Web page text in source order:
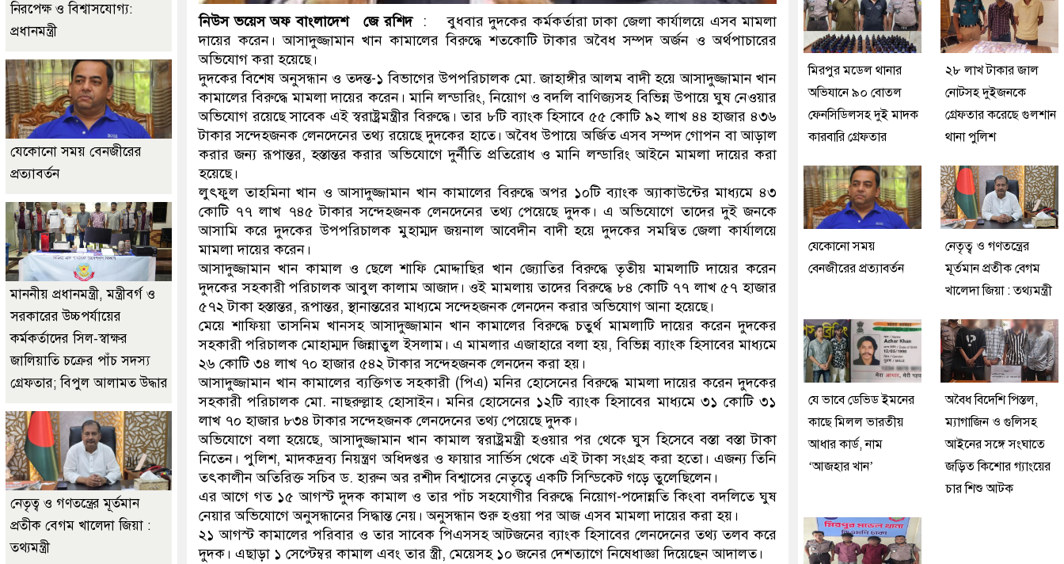
নিউস ভয়েস অফ বাংলাদেশ জে রশিদ : বুধবার দুদকের কর্মকর্তারা ঢাকা জেলা কার্যালয়ে এসব মামলা
দায়ের করেন। আসাদুজ্জামান খান কামালের বিরুদ্ধে শতকোটি টাকার অবৈধ সম্পদ অর্জন ও অর্থপাচারের
অভিযোগ করা হয়েছে।
দুদকের বিশেষ অনুসন্ধান ও তদন্ত-১ বিভাগের উপপরিচালক মো. জাহাঙ্গীর আলম বাদী হয়ে আসাদুজ্জামান খান
কামালের বিরুদ্ধে মামলা দায়ের করেন। মানি লন্ডারিং, নিয়োগ ও বদলি বাণিজ্যসহ বিভিন্ন উপায়ে ঘুষ নেওয়ার
অভিযোগ রয়েছে সাবেক এই স্বরাষ্ট্রমন্ত্রীর বিরুদ্ধে। তার ৮টি ব্যাংক হিসাবে ৫৫ কোটি ৯২ লাখ ৪৪ হাজার ৪৩৬
টাকার সন্দেহজনক লেনদেনের তথ্য রয়েছে দুদকের হাতে। অবৈধ উপায়ে অর্জিত এসব সম্পদ গোপন বা আড়াল
করার জন্য রূপান্তর, হস্তান্তর করার অভিযোগে দুর্নীতি প্রতিরোধ ও মানি লন্ডারিং আইনে মামলা দায়ের করা
হয়েছে।
লুৎফুল তাহমিনা খান ও আসাদুজ্জামান খান কামালের বিরুদ্ধে অপর ১০টি ব্যাংক অ্যাকাউন্টের মাধ্যমে ৪৩
কোটি ৭৭ লাখ ৭৪৫ টাকার সন্দেহজনক লেনদেনের তথ্য পেয়েছে দুদক। এ অভিযোগে তাদের দুই জনকে
আসামি করে দুদকের উপপরিচালক মুহাম্মদ জয়নাল আবেদীন বাদী হয়ে দুদকের সমন্বিত জেলা কার্যালয়ে
মামলা দায়ের করেন।
আসাদুজ্জামান খান কামাল ও ছেলে শাফি মোদ্দাছির খান জ্যোতির বিরুদ্ধে তৃতীয় মামলাটি দায়ের করেন
দুদকের সহকারী পরিচালক আবুল কালাম আজাদ। ওই মামলায় তাদের বিরুদ্ধে ৮৪ কোটি ৭৭ লাখ ৫৭ হাজার
৫৭২ টাকা হস্তান্তর, রূপান্তর, স্থানান্তরের মাধ্যমে সন্দেহজনক লেনদেন করার অভিযোগ আনা হয়েছে।
মেয়ে শাফিয়া তাসনিম খানসহ আসাদুজ্জামান খান কামালের বিরুদ্ধে চতুর্থ মামলাটি দায়ের করেন দুদকের
সহকারী পরিচালক মোহাম্মদ জিন্নাতুল ইসলাম। এ মামলার এজাহারে বলা হয়, বিভিন্ন ব্যাংক হিসাবের মাধ্যমে
২৬ কোটি ৩৪ লাখ ৭০ হাজার ৫৪২ টাকার সন্দেহজনক লেনদেন করা হয়।
আসাদুজ্জামান খান কামালের ব্যক্তিগত সহকারী (পিএ) মনির হোসেনের বিরুদ্ধে মামলা দায়ের করেন দুদকের
সহকারী পরিচালক মো. নাছরুল্লাহ হোসাইন। মনির হোসেনের ১২টি ব্যাংক হিসাবের মাধ্যমে ৩১ কোটি ৩১
লাখ ৭০ হাজার ৮৩৪ টাকার সন্দেহজনক লেনদেনের তথ্য পেয়েছে দুদক।
অভিযোগে বলা হয়েছে, আসাদুজ্জামান খান কামাল স্বরাষ্ট্রমন্ত্রী হওয়ার পর থেকে ঘুস হিসেবে বস্তা বস্তা টাকা
নিতেন। পুলিশ, মাদকদ্রব্য নিয়ন্ত্রণ অধিদপ্তর ও ফায়ার সার্ভিস থেকে এই টাকা সংগ্রহ করা হতো। এজন্য তিনি
তৎকালীন অতিরিক্ত সচিব ড. হারুন অর রশীদ বিশ্বাসের নেতৃত্বে একটি সিন্ডিকেট গড়ে তুলেছিলেন।
এর আগে গত ১৫ আগস্ট দুদক কামাল ও তার পাঁচ সহযোগীর বিরুদ্ধে নিয়োগ-পদোন্নতি কিংবা বদলিতে ঘুষ
নেয়ার অভিযোগে অনুসন্ধানের সিদ্ধান্ত নেয়। অনুসন্ধান শুরু হওয়া পর আজ এসব মামলা দায়ের করা হয়।
২১ আগস্ট কামালের পরিবার ও তার সাবেক পিএসসহ আটজনের ব্যাংক হিসাবের লেনদেনের তথ্য তলব করে
দুদক। এছাড়া ১ সেপ্টেম্বর কামাল এবং তার স্ত্রী, মেয়েসহ ১০ জনের দেশত্যাগে নিষেধাজ্ঞা দিয়েছেন আদালত।
নিরপেক্ষ ও বিশ্বাসযোগ্য:
প্রধানমন্ত্রী
যেকোনো সময় বেনজীরের
প্রত্যাবর্তন
মাননীয় প্রধানমন্ত্রী, মন্ত্রীবর্গ ও
সরকারের উচ্চপর্যায়ের
কর্মকর্তাদের সিল-স্বাক্ষর
জালিয়াতি চক্রের পাঁচ সদস্য
গ্রেফতার; বিপুল আলামত উদ্ধার
নেতৃত্ব ও গণতন্ত্রের মূর্তমান
প্রতীক বেগম খালেদা জিয়া :
তথ্যমন্ত্রী
মিরপুর মডেল থানার
অভিযানে ৯০ বোতল
ফেনসিডিলসহ দুই মাদক
কারবারি গ্রেফতার
২৮ লাখ টাকার জাল
নোটসহ দুইজনকে
গ্রেফতার করেছে গুলশান
থানা পুলিশ
যেকোনো সময়
বেনজীরের প্রত্যাবর্তন
নেতৃত্ব ও গণতন্ত্রের
মূর্তমান প্রতীক বেগম
খালেদা জিয়া : তথ্যমন্ত্রী
যে ভাবে ডেভিড ইমনের
কাছে মিলল ভারতীয়
আধার কার্ড, নাম
‘আজহার খান’
অবৈধ বিদেশি পিস্তল,
ম্যাগাজিন ও গুলিসহ
আইনের সঙ্গে সংঘাতে
জড়িত কিশোর গ্যাংয়ের
চার শিশু আটক